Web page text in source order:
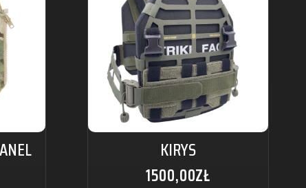
KIRYS
1500,00ZŁ